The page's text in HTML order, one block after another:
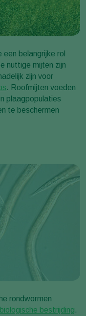
een belangrijke rol
nuttige mijten zijn
zijn voor
. Roofmijten voeden
plaagpopulaties
te beschermen
rondwormen
biologische bestrijding.